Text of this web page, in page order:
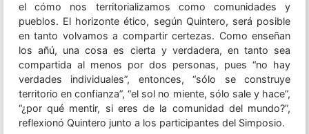
el cómo nos territorializamos como comunidades y
pueblos. El horizonte ético, según Quintero, será posible
en tanto volvamos a compartir certezas. Como enseñan
los añú, una cosa es cierta y verdadera, en tanto sea
compartida al menos por dos personas, pues “no hay
verdades individuales”, entonces, “sólo se construye
territorio en confianza”, “el sol no miente, sólo sale y hace”,
“¿por qué mentir, si eres de la comunidad del mundo?”,
reflexionó Quintero junto a los participantes del Simposio.